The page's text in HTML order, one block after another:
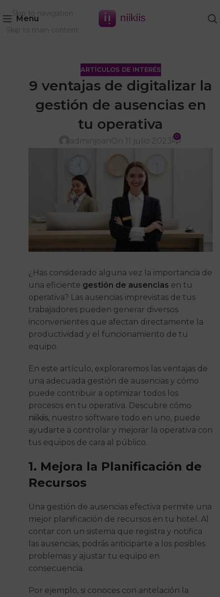
Skip to navigation
Skip to main content
Menu
ARTÍCULOS DE INTERÉS
9 ventajas de digitalizar la
gestión de ausencias en
tu operativa
adminjoanOn 11 julio 2023 0
¿Has considerado alguna vez la importancia de
una eficiente gestión de ausencias en tu
operativa? Las ausencias imprevistas de tus
trabajadores pueden generar diversos
inconvenientes que afectan directamente la
productividad y el funcionamiento de tu
equipo.
En este artículo, exploraremos las ventajas de
una adecuada gestión de ausencias y cómo
puede contribuir a optimizar todos los
procesos en tu operativa. Descubre cómo
niikiis, nuestro software todo en uno, puede
ayudarte a controlar y mejorar la operativa con
tus equipos de cara al público.
1. Mejora la Planificación de
Recursos
Una gestión de ausencias efectiva permite una
mejor planificación de recursos en tu hotel. Al
contar con un sistema que registra y notifica
las ausencias, podrás anticiparte a los posibles
problemas y ajustar tu equipo en
consecuencia.
Por ejemplo, si conoces con antelación la